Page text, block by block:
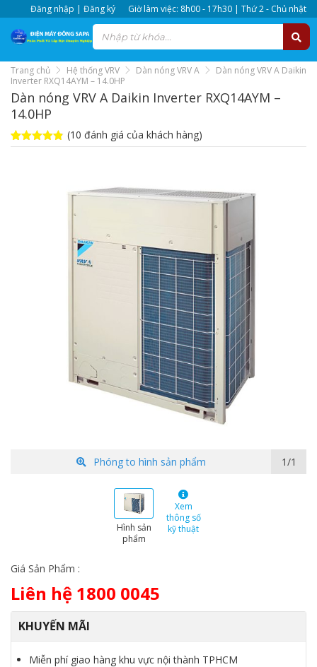
Đăng nhập | Đăng ký Giờ làm việc: 8h00 - 17h30 | Thứ 2 - Chủ nhật
Trang chủ Hệ thống VRV Dàn nóng VRV A
Dàn nóng VRV A Daikin
Inverter RXQ14AYM – 14.0HP
Dàn nóng VRV A Daikin Inverter RXQ14AYM –
14.0HP
4.8trên 5
10
(10 đánh giá của khách hàng)
Phóng to hình sản phẩm 1/1
Hình sản
phẩm
Xem
thông số
kỹ thuật
Giá Sản Phẩm :
Liên hệ 1800 0045
KHUYẾN MÃI
Miễn phí giao hàng khu vực nội thành TPHCM